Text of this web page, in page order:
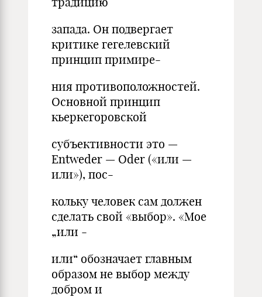
запада. Он подвергает
критике гегелевский
принцип примире-
ния противоположностей.
Основной принцип
кьеркегоровской
субъективности это —
Entweder — Oder («или —
или»), пос-
кольку человек сам должен
сделать свой «выбор». «Мое
„или -
или“ обозначает главным
образом не выбор между
добром и